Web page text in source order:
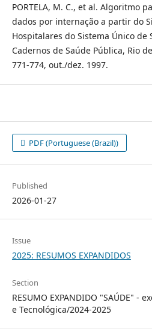
PORTELA, M. C., et al. Algoritmo
dados por internação a partir do
Hospitalares do Sistema Único de
Cadernos de Saúde Pública, Rio
771-774, out./dez. 1997.
PDF (Portuguese (Brazil))
Published
2026-01-27
Issue
2025: RESUMOS EXPANDIDOS
Section
RESUMO EXPANDIDO "SAÚDE" -
e Tecnológica/2024-2025